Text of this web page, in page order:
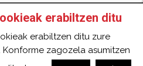
DE 97FM IRRATIA
CONTACT LOGIN
erabiltzen ditu
erabiltzen ditu zure
zagozela asumitzen